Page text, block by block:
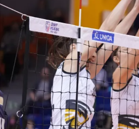
Curling
Dostihy
Florbal
Futsal
Golf
Gymnastika